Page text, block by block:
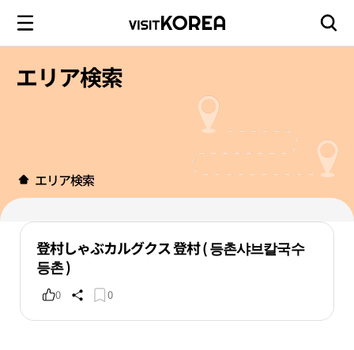
エリア検索
エリア検索
登村しゃぶカルグクス 登村 ( 등촌샤브칼국수
등촌 )
0 0